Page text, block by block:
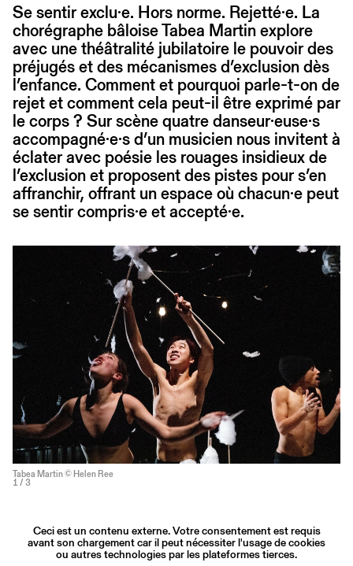
Se sentir exclu·e. Hors norme. Rejetté·e. La
chorégraphe bâloise Tabea Martin explore
avec une théâtralité jubilatoire le pouvoir des
préjugés et des mécanismes d’exclusion dès
l’enfance. Comment et pourquoi parle-t-on de
rejet et comment cela peut-il être exprimé par
le corps ? Sur scène quatre danseur·euse·s
accompagné·e·s d’un musicien nous invitent à
éclater avec poésie les rouages insidieux de
l’exclusion et proposent des pistes pour s’en
affranchir, offrant un espace où chacun·e peut
se sentir compris·e et accepté·e.
Tabea Martin © Helen Ree
1 / 3
Ceci est un contenu externe. Votre consentement est requis
avant son chargement car il peut nécessiter l'usage de cookies
ou autres technologies par les plateformes tierces.